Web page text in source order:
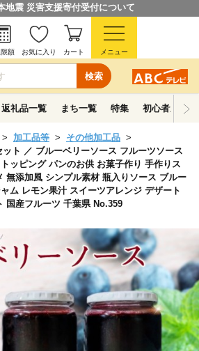
地震 災害支援寄付受付について
検索
限額 お気に入り カート メニュー
返礼品一覧 まち一覧 特集 初心者ガイド
加工品等
その他加工品
ト ／ ブルーベリーソース フルーツソース
ッピング パンのお供 お菓子作り 手作りス
無添加風 シンプル素材 瓶入りソース ブルー
ム レモン果汁 スイーツアレンジ デザート
国産フルーツ 千葉県 No.359